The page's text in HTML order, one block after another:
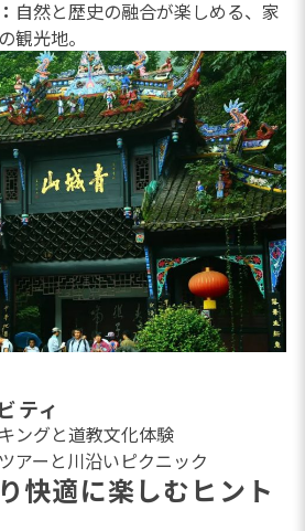
自然と歴史の融合が楽しめる、家
観光地。
ティ
ングと道教文化体験
アーと川沿いピクニック
快適に楽しむヒント